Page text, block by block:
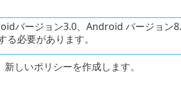
バージョン3.0、Android バージョン
必要があります。
しいポリシーを作成します。